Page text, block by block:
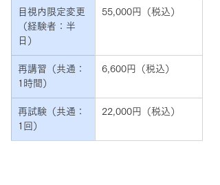
目視内限定変更
（経験者：半
日）
55,000円（税込）
再講習（共通：
1時間）
6,600円（税込）
再試験（共通：
1回）
22,000円（税込）